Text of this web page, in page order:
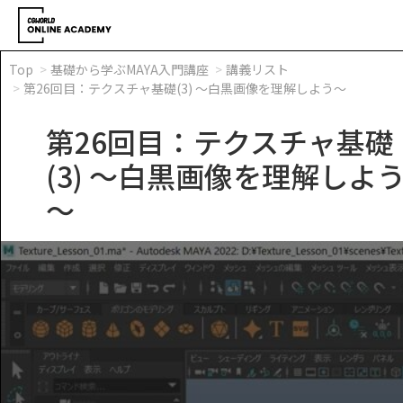
Top 基礎から学ぶMAYA入門講座
講義リスト
第26回目：テクスチャ基礎(3) ～白黒画像を理解しよう～
第26回目：テクスチャ基礎
(3) ～白黒画像を理解しよ
～